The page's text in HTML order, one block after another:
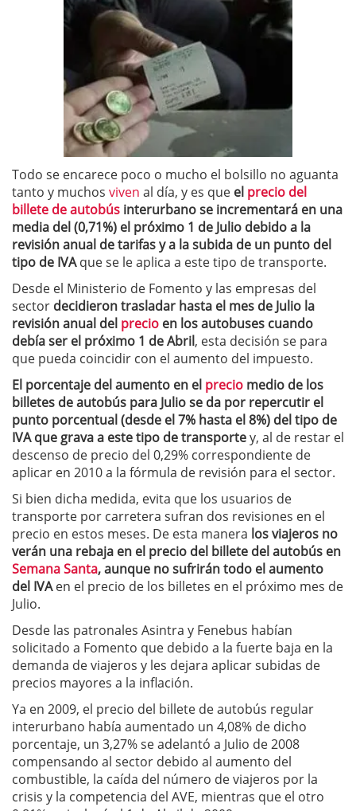
Todo se encarece poco o mucho el bolsillo no aguanta
tanto y muchos viven al día, y es que el precio del
billete de autobús interurbano se incrementará en una
media del (0,71%) el próximo 1 de Julio debido a la
revisión anual de tarifas y a la subida de un punto del
tipo de IVAque se le aplica a este tipo de transporte.
Desde el Ministerio de Fomento y las empresas del
sector decidieron trasladar hasta el mes de Julio la
revisión anual del precio en los autobuses cuando
debía ser el próximo 1 de Abril, esta decisión se para
que pueda coincidir con el aumento del impuesto.
El porcentaje del aumento en el precio medio de los
billetes de autobús para Julio se da por repercutir el
punto porcentual (desde el 7% hasta el 8%) del tipo de
IVA que grava a este tipo de transportey, al de restar el
descenso de precio del 0,29% correspondiente de
aplicar en 2010 a la fórmula de revisión para el sector.
Si bien dicha medida, evita que los usuarios de
transporte por carretera sufran dos revisiones en el
precio en estos meses. De esta manera los viajeros no
verán una rebaja en el precio del billete del autobús en
Semana Santa, aunque no sufrirán todo el aumento
del IVAen el precio de los billetes en el próximo mes de
Julio.
Desde las patronales Asintra y Fenebus habían
solicitado a Fomento que debido a la fuerte baja en la
demanda de viajeros y les dejara aplicar subidas de
precios mayores a la inflación.
Ya en 2009, el precio del billete de autobús regular
interurbano había aumentado un 4,08% de dicho
porcentaje, un 3,27% se adelantó a Julio de 2008
compensando al sector debido al aumento del
combustible, la caída del número de viajeros por la
crisis y la competencia del AVE, mientras que el otro